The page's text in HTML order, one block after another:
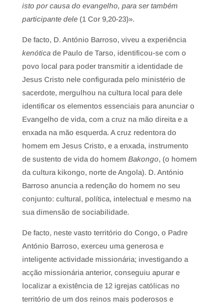
isto por causa do evangelho, para ser também
participante dele(1 Cor 9,20-23)».
De facto, D. António Barroso, viveu a experiência
kenóticade Paulo de Tarso, identificou-se com o
povo local para poder transmitir a identidade de
Jesus Cristo nele configurada pelo ministério de
sacerdote, mergulhou na cultura local para dele
identificar os elementos essenciais para anunciar o
Evangelho de vida, com a cruz na mão direita e a
enxada na mão esquerda. A cruz redentora do
homem em Jesus Cristo, e a enxada, instrumento
de sustento de vida do homem Bakongo, (o homem
da cultura kikongo, norte de Angola). D. António
Barroso anuncia a redenção do homem no seu
conjunto: cultural, política, intelectual e mesmo na
sua dimensão de sociabilidade.
De facto, neste vasto território do Congo, o Padre
António Barroso, exerceu uma generosa e
inteligente actividade missionária; investigando a
acção missionária anterior, conseguiu apurar e
localizar a existência de 12 igrejas católicas no
território de um dos reinos mais poderosos e